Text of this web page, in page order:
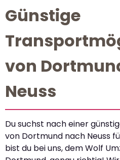
Günstige
von
Neuss
Du suchst nach einer
von Dortmund nach Neuss
bist du bei uns, dem Wolf